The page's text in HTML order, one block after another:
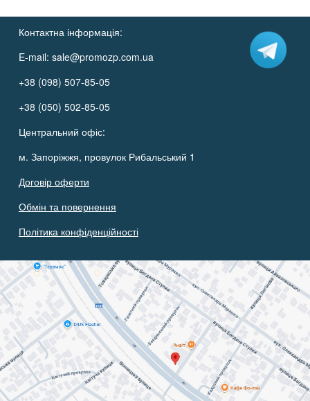
Контактна інформація:
E-mail: sale@promozp.com.ua
+38 (098) 507-85-05
+38 (050) 502-85-05
Центральний офіс:
м. Запоріжжя, провулок Рибальський 1
Договір оферти
Обмін та повернення
Політика конфіденційності